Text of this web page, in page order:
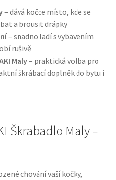
a přirozené složení
– dává kočce místo, kde se
a brousit drápky
– snadno ladí s vybavením
rušivě
Maly– praktická volba pro
škrábací doplněk do bytu i
Škrabadlo Maly –
chování vaší kočky,